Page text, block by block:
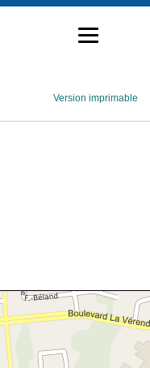
Version imprimable